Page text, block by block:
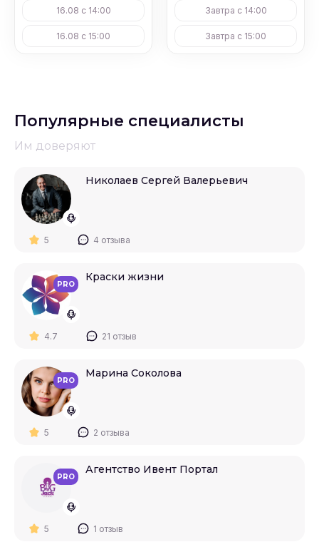
16.08 с 14:00
16.08 с 15:00
Завтра с 14:00
Завтра с 15:00
Популярные специалисты
Им доверяют
Николаев Сергей Валерьевич
5 4 отзыва
PRO
Краски жизни
4.7 21 отзыв
PRO
Марина Соколова
5 2 отзыва
PRO
Агентство Ивент Портал
5 1 отзыв